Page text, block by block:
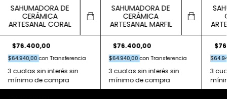
SAHUMADORA DE
CERÁMICA
ARTESANAL CORAL
$76.400,00
$64.940,00con Transferencia
SAHUMADORA DE
CERÁMICA
ARTESANAL MARFIL
$76.400,00
$64.940,00con Transferencia